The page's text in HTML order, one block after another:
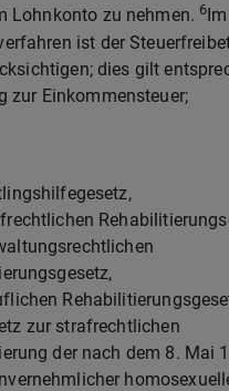
Lohnkonto zu nehmen. 6 Im
ist der
dies gilt
zur Einkommensteuer;
zur strafrechtlichen
der nach dem 8. Mai